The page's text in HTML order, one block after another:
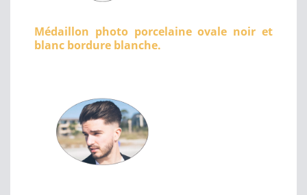
Médaillon photo porcelaine ovale noir et
blanc bordure blanche.